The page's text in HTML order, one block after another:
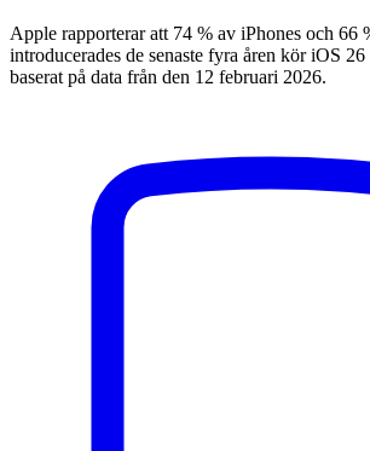
Apple rapporterar att 74 % av iPhones och 66
introducerades de senaste fyra åren kör iOS
baserat på data från den 12 februari 2026.